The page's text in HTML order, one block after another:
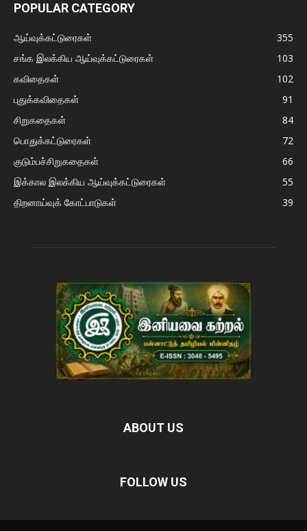
POPULAR CATEGORY
ஆய்வுக்கட்டுரைகள்
355
சங்க இலக்கிய ஆய்வுக்கட்டுரைகள்
103
கவிதைகள்
102
புதுக்கவிதைகள்
91
சிறுகதைகள்
84
பொதுக்கட்டுரைகள்
72
குடும்பச்சிறுகதைகள்
66
இக்கால இலக்கிய ஆய்வுக்கட்டுரைகள்
55
திறனாய்வுக் கோட்பாடுகள்
39
ABOUT US
FOLLOW US